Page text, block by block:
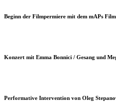
Beginn der Filmpermiere mit dem mAPs
Konzert mit Emma Bonnici / Gesang und
Performative Intervention von Oleg